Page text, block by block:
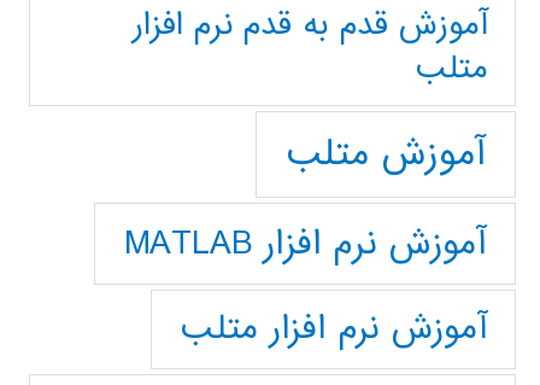
آموزش قدم به قدم نرم افزار
متلب
آموزش متلب
آموزش نرم افزار MATLAB
آموزش نرم افزار متلب